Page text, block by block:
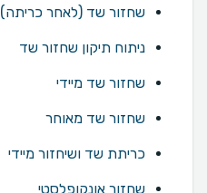
שחזור שד (לאחר כריתה)
ניתוח תיקון שחזור שד
שחזור שד מיידי
שחזור שד מאוחר
כריתת שד ושיחזור מיידי
שחזור אונקופלסטי